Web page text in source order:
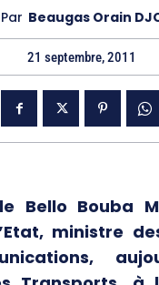
Par Beaugas Orain
21 septembre, 2011
Bello Bouba
ministre